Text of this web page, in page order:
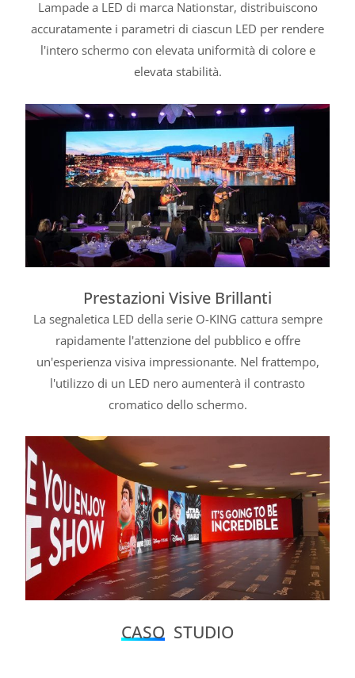
Lampade a LED di marca Nationstar, distribuiscono
accuratamente i parametri di ciascun LED per rendere
l'intero schermo con elevata uniformità di colore e
elevata stabilità.
Prestazioni Visive Brillanti
La segnaletica LED della serie O-KING cattura sempre
rapidamente l'attenzione del pubblico e offre
un'esperienza visiva impressionante. Nel frattempo,
l'utilizzo di un LED nero aumenterà il contrasto
cromatico dello schermo.
CASO STUDIO